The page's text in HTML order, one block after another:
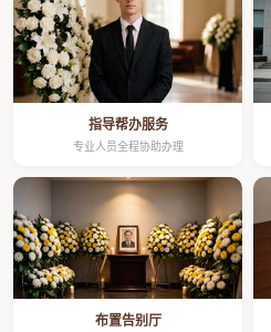
指导帮办服务
专业人员全程协助办理
布置告别厅